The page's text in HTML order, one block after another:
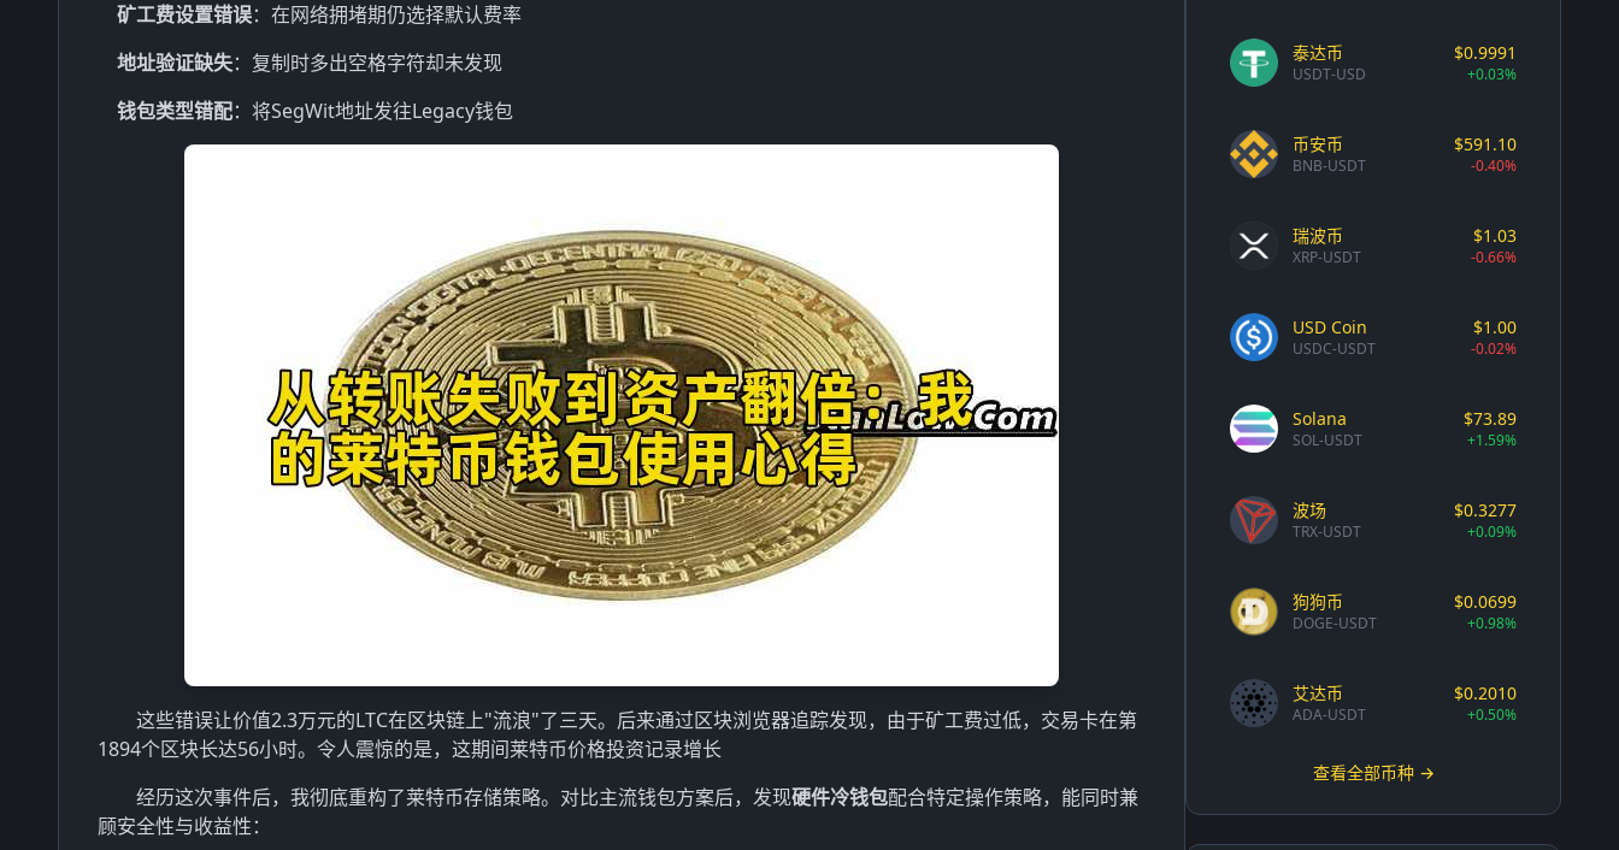
矿工费设置错误：在网络拥堵期仍选择默认费率
地址验证缺失：复制时多出空格字符却未发现
钱包类型错配：将SegWit地址发往Legacy钱包
这些错误让价值2.3万元的LTC在区块链上"流浪"了三天。后来通过区块浏览器追踪发现，由于矿工费过低，交易卡在第
1894个区块长达56小时。令人震惊的是，这期间莱特币价格投资记录增长
经历这次事件后，我彻底重构了莱特币存储策略。对比主流钱包方案后，发现硬件冷钱包配合特定操作策略，能同时兼
顾安全性与收益性：
泰达币
USDT-USD
$0.9991
+0.03%
币安币
BNB-USDT
$591.10
-0.40%
瑞波币
XRP-USDT
$1.03
-0.66%
USD Coin
USDC-USDT
$1.00
-0.02%
Solana
SOL-USDT
$73.89
+1.59%
波场
TRX-USDT
$0.3277
+0.09%
狗狗币
DOGE-USDT
$0.0699
+0.98%
艾达币
ADA-USDT
$0.2010
+0.50%
查看全部币种 →